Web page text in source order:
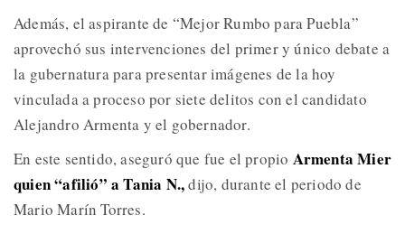
Además, el aspirante de “Mejor Rumbo para Puebla”
aprovechó sus intervenciones del primer y único debate a
la gubernatura para presentar imágenes de la hoy
vinculada a proceso por siete delitos con el candidato
Alejandro Armenta y el gobernador.
En este sentido, aseguró que fue el propio Armenta Mier
quien “afilió” a Tania N.,dijo, durante el periodo de
Mario Marín Torres.